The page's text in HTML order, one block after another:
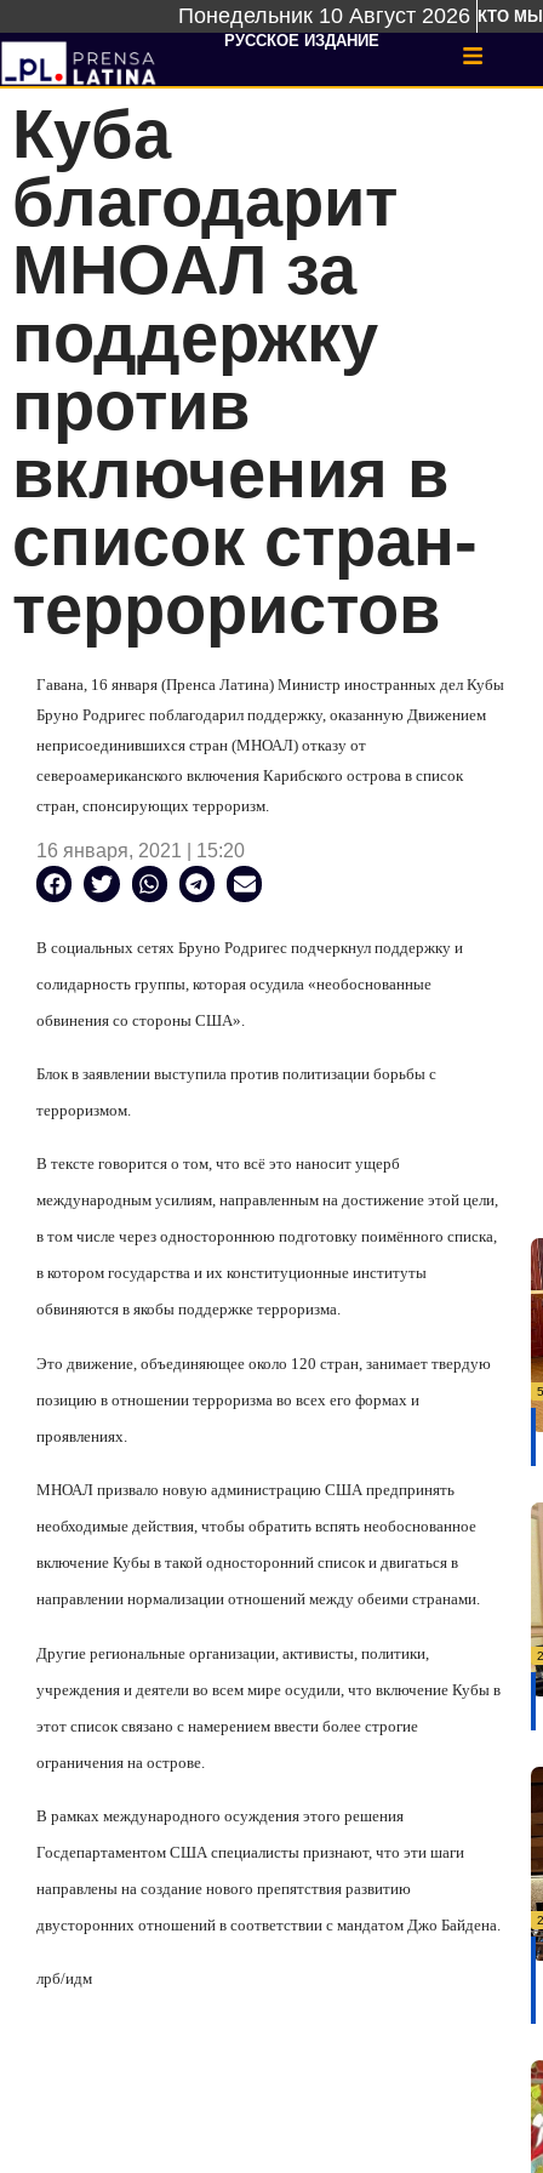
Понедельник 10 Август 2026 КТО МЫ
РУССКОЕ ИЗДАНИЕ
Куба
благодарит
МНОАЛ за
поддержку
против
включения в
список стран-
террористов
Гавана, 16 января (Пренса Латина) Министр иностранных дел Кубы
Бруно Родригес поблагодарил поддержку, оказанную Движением
неприсоединившихся стран (МНОАЛ) отказу от
североамериканского включения Карибского острова в список
стран, спонсирующих терроризм.
16 января, 2021 | 15:20
В социальных сетях Бруно Родригес подчеркнул поддержку и
солидарность группы, которая осудила «необоснованные
обвинения со стороны США».
Блок в заявлении выступила против политизации борьбы с
терроризмом.
В тексте говорится о том, что всё это наносит ущерб
международным усилиям, направленным на достижение этой цели,
в том числе через одностороннюю подготовку поимённого списка,
в котором государства и их конституционные институты
обвиняются в якобы поддержке терроризма.
Это движение, объединяющее около 120 стран, занимает твердую
позицию в отношении терроризма во всех его формах и
проявлениях.
МНОАЛ призвало новую администрацию США предпринять
необходимые действия, чтобы обратить вспять необоснованное
включение Кубы в такой односторонний список и двигаться в
направлении нормализации отношений между обеими странами.
Другие региональные организации, активисты, политики,
учреждения и деятели во всем мире осудили, что включение Кубы в
этот список связано с намерением ввести более строгие
ограничения на острове.
В рамках международного осуждения этого решения
Госдепартаментом США специалисты признают, что эти шаги
направлены на создание нового препятствия развитию
двусторонних отношений в соответствии с мандатом Джо Байдена.
лрб/идм